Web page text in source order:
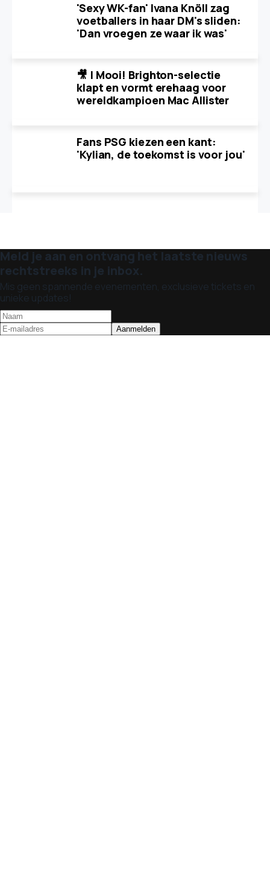
'Sexy WK-fan' Ivana Knöll zag
voetballers in haar DM's sliden:
'Dan vroegen ze waar ik was'
🎥 | Mooi! Brighton-selectie
klapt en vormt erehaag voor
wereldkampioen Mac Allister
Fans PSG kiezen een kant:
'Kylian, de toekomst is voor jou'
Meld je aan en ontvang het laatste nieuws
rechtstreeks in je inbox.
Mis geen spannende evenementen, exclusieve tickets en
unieke updates!